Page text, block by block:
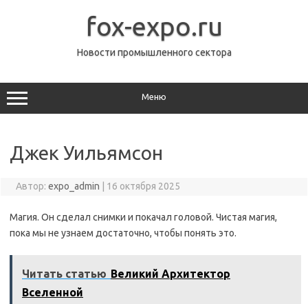
fox-expo.ru
Новости промышленного сектора
Меню
Джек Уильямсон
Автор: expo_admin 16 октября 2025
Магия. Он сделал снимки и покачал головой. Чистая магия,
пока мы не узнаем достаточно, чтобы понять это.
Читать статью Великий Архитектор
Вселенной